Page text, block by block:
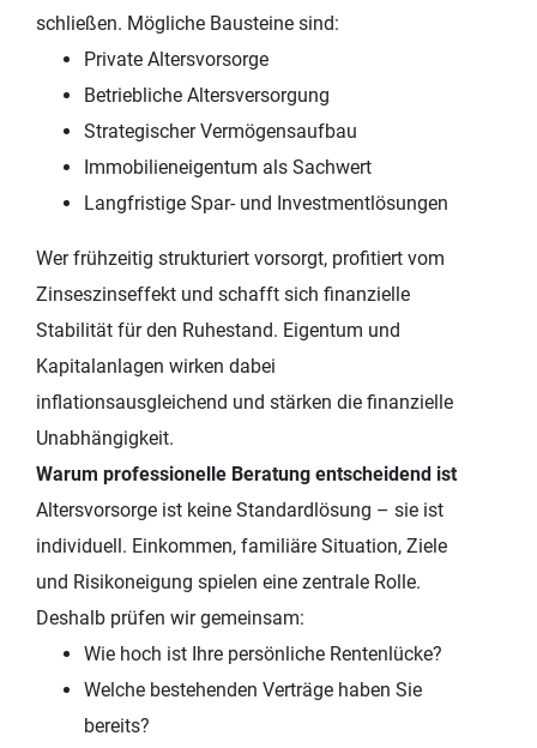
schließen. Mögliche Bausteine sind:
Private Altersvorsorge
Betriebliche Altersversorgung
Strategischer Vermögensaufbau
Immobilieneigentum als Sachwert
Langfristige Spar- und Investmentlösungen
Wer frühzeitig strukturiert vorsorgt, profitiert vom
Zinseszinseffekt und schafft sich finanzielle
Stabilität für den Ruhestand. Eigentum und
Kapitalanlagen wirken dabei
inflationsausgleichend und stärken die finanzielle
Unabhängigkeit.
Warum professionelle Beratung entscheidend ist
Altersvorsorge ist keine Standardlösung – sie ist
individuell. Einkommen, familiäre Situation, Ziele
und Risikoneigung spielen eine zentrale Rolle.
Deshalb prüfen wir gemeinsam:
Wie hoch ist Ihre persönliche Rentenlücke?
Welche bestehenden Verträge haben Sie
bereits?